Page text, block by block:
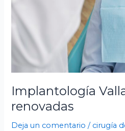
Implantología
renovadas
Deja un comentario / cirugía